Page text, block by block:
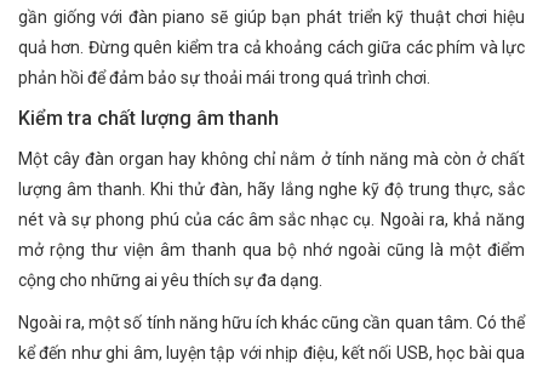
gần giống với đàn piano sẽ giúp bạn phát triển kỹ thuật chơi hiệu
quả hơn. Đừng quên kiểm tra cả khoảng cách giữa các phím và lực
phản hồi để đảm bảo sự thoải mái trong quá trình chơi.
Kiểm tra chất lượng âm thanh
Một cây đàn organ hay không chỉ nằm ở tính năng mà còn ở chất
lượng âm thanh. Khi thử đàn, hãy lắng nghe kỹ độ trung thực, sắc
nét và sự phong phú của các âm sắc nhạc cụ. Ngoài ra, khả năng
mở rộng thư viện âm thanh qua bộ nhớ ngoài cũng là một điểm
cộng cho những ai yêu thích sự đa dạng.
Ngoài ra, một số tính năng hữu ích khác cũng cần quan tâm. Có thể
kể đến như ghi âm, luyện tập với nhịp điệu, kết nối USB, học bài qua